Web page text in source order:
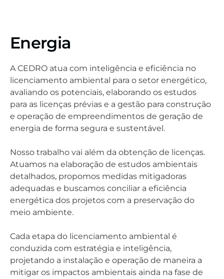
Energia
A CEDRO atua com inteligência e eficiência no
licenciamento ambiental para o setor energético,
avaliando os potenciais, elaborando os estudos
para as licenças prévias e a gestão para construção
e operação de empreendimentos de geração de
energia de forma segura e sustentável.
Nosso trabalho vai além da obtenção de licenças.
Atuamos na elaboração de estudos ambientais
detalhados, propomos medidas mitigadoras
adequadas e buscamos conciliar a eficiência
energética dos projetos com a preservação do
meio ambiente.
Cada etapa do licenciamento ambiental é
conduzida com estratégia e inteligência,
projetando a instalação e operação de maneira a
mitigar os impactos ambientais ainda na fase de